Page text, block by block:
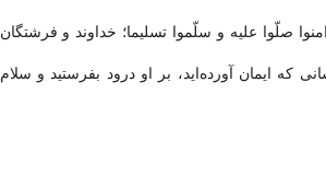
صلّوا علیه و سلّموا تسلیما؛ خداوند و فرشتگان
كه ایمان آورده‌اید، بر او درود بفرستید و سلام